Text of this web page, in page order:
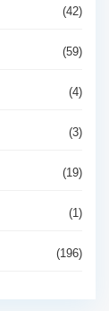
(42)
(59)
(4)
(3)
(19)
(1)
(196)